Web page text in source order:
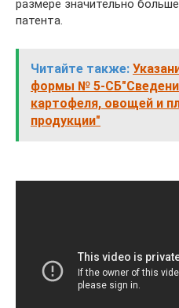
размере значительно
патента.
Читайте также:
формы № 5-
картофеля, овощей и
продукции"